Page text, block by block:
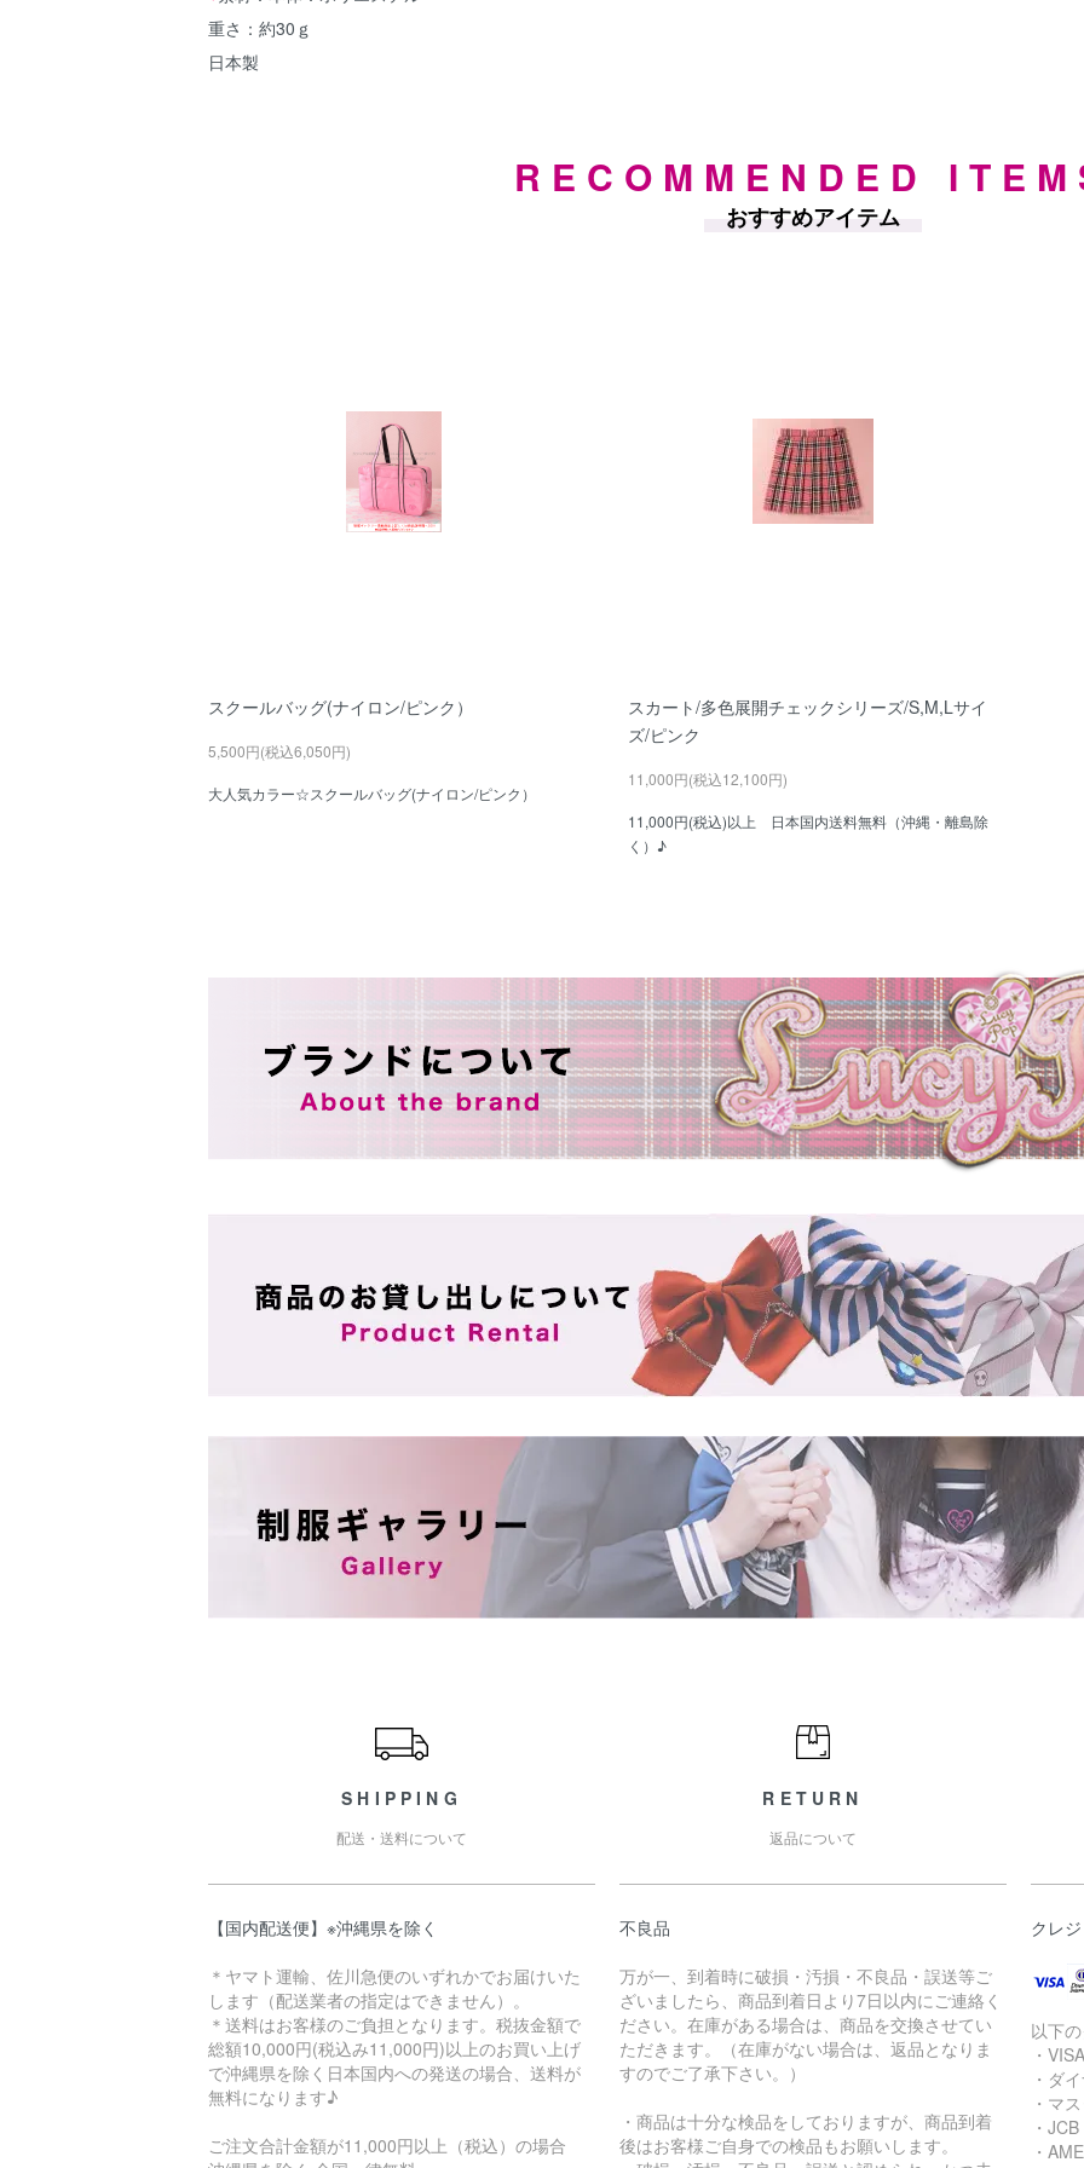
重さ：約30ｇ
日本製
RECOMMENDED
おすすめアイテム
スクールバッグ(ナイロン/ピンク）
5,500円(税込6,050円)
大人気カラー☆スクールバッグ(ナイロン/ピンク）
スカート/多色展開チェックシリーズ/S,M,Lサイ
ズ/ピンク
11,000円(税込12,100円)
11,000円(税込)以上 日本国内送料無料（沖縄・離島除
く）♪
SHIPPING
配送・送料について
【国内配送便】※沖縄県を除く
＊ヤマト運輸、佐川急便のいずれかでお届けいた
します（配送業者の指定はできません）。
＊送料はお客様のご負担となります。税抜金額で
総額10,000円(税込み11,000円)以上のお買い上げ
で沖縄県を除く日本国内への発送の場合、送料が
無料になります♪
ご注文合計金額が11,000円以上（税込）の場合
RETURN
返品について
不良品
万が一、到着時に破損・汚損・不良品・誤送等ご
ざいましたら、商品到着日より7日以内にご連絡く
ださい。在庫がある場合は、商品を交換させてい
ただきます。（在庫がない場合は、返品となりま
すのでご了承下さい。）
・商品は十分な検品をしておりますが、商品到着
後はお客様ご自身での検品もお願いします。
クレ
以下
・VISA
・ダ
・マ
・JCB
・